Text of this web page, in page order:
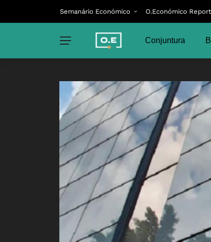
Semanário Económico O.Económico Report
Conjuntura